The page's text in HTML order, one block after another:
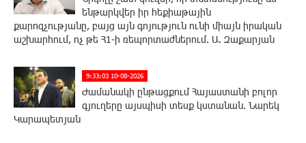
ենթարկվեր իր հեքիաթային
քարոզչությանը, բայց այն գոյություն ունի միայն իրական
աշխարհում, ոչ թե Հ1-ի ռեպորտաժներում. Ա. Զաքարյան
9:33:03 10-08-2026
Ժամանակի ընթացքում Հայաստանի բոլոր
գյուղերը այսպիսի տեսք կստանան. Նարեկ
Կարապետյան